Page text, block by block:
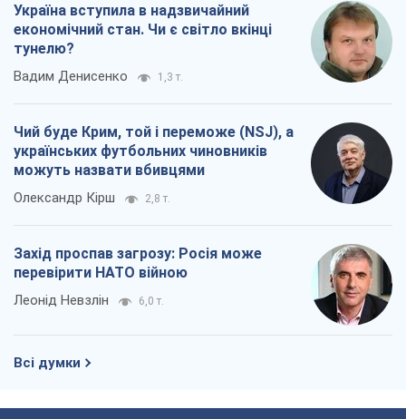
Україна вступила в надзвичайний
економічний стан. Чи є світло вкінці
тунелю?
Вадим Денисенко 1,3 т.
Чий буде Крим, той і переможе (NSJ), а
українських футбольних чиновників
можуть назвати вбивцями
Олександр Кірш 2,8 т.
Захід проспав загрозу: Росія може
перевірити НАТО війною
Леонід Невзлін 6,0 т.
Всі думки